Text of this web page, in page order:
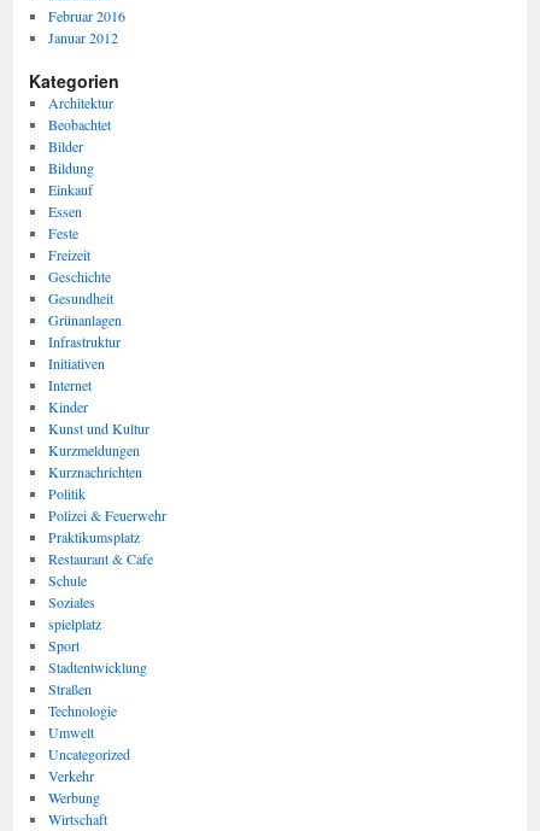
Februar 2016
Januar 2012
Kategorien
Architektur
Beobachtet
Bilder
Bildung
Einkauf
Essen
Feste
Freizeit
Geschichte
Gesundheit
Grünanlagen
Infrastruktur
Initiativen
Internet
Kinder
Kunst und Kultur
Kurzmeldungen
Kurznachrichten
Politik
Polizei & Feuerwehr
Praktikumsplatz
Restaurant & Cafe
Schule
Soziales
spielplatz
Sport
Stadtentwicklung
Straßen
Technologie
Umwelt
Uncategorized
Verkehr
Werbung
Wirtschaft